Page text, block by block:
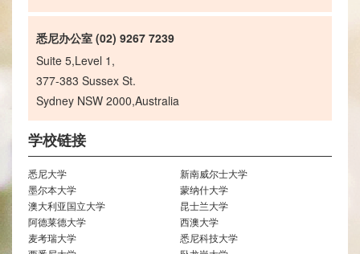
悉尼办公室 (02) 9267 7239
Suite 5,Level 1,
377-383 Sussex St.
Sydney NSW 2000,Australia
学校链接
悉尼大学
新南威尔士大学
墨尔本大学
蒙纳什大学
澳大利亚国立大学
昆士兰大学
阿德莱德大学
西澳大学
麦考瑞大学
悉尼科技大学